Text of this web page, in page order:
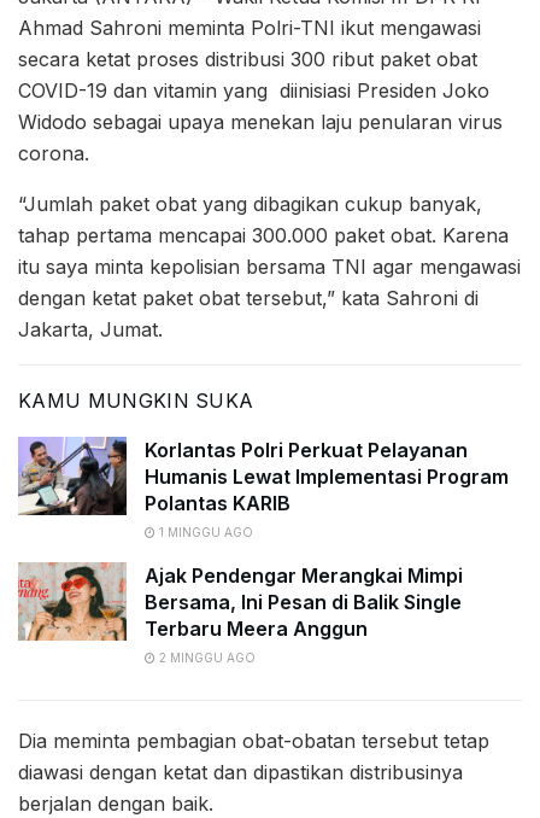
Ahmad Sahroni meminta Polri-TNI ikut mengawasi
secara ketat proses distribusi 300 ribut paket obat
COVID-19 dan vitamin yang diinisiasi Presiden Joko
Widodo sebagai upaya menekan laju penularan virus
corona.
“Jumlah paket obat yang dibagikan cukup banyak,
tahap pertama mencapai 300.000 paket obat. Karena
itu saya minta kepolisian bersama TNI agar mengawasi
dengan ketat paket obat tersebut,” kata Sahroni di
Jakarta, Jumat.
KAMU MUNGKIN SUKA
Korlantas Polri Perkuat Pelayanan
Humanis Lewat Implementasi Program
Polantas KARIB
1 MINGGU AGO
Ajak Pendengar Merangkai Mimpi
Bersama, Ini Pesan di Balik Single
Terbaru Meera Anggun
2 MINGGU AGO
Dia meminta pembagian obat-obatan tersebut tetap
diawasi dengan ketat dan dipastikan distribusinya
berjalan dengan baik.